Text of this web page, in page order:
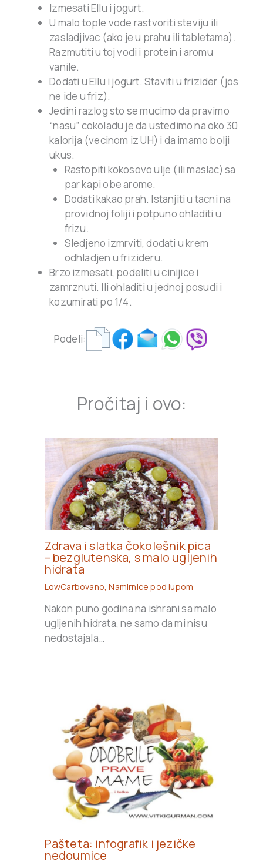
Izmesati Ellu i jogurt.
U malo tople vode rastvoriti steviju ili
zasladjivac (ako je u prahu ili tabletama).
Razmutiti u toj vodi i protein i aromu
vanile.
Dodati u Ellu i jogurt. Staviti u frizider (jos
ne ide u friz).
Jedini razlog sto se mucimo da pravimo
“nasu” cokoladu je da ustedimo na oko 30
kalorija (vecinom iz UH) i da imamo bolji
ukus.
Rastopiti kokosovo ulje (ili maslac) sa
par kapi obe arome.
Dodati kakao prah. Istanjiti u tacni na
providnoj foliji i potpuno ohladiti u
frizu.
Sledjeno izmrviti, dodati u krem
odhladjen u frizideru.
Brzo izmesati, podeliti u cinijice i
zamrznuti. Ili ohladiti u jednoj posudi i
kozumirati po 1/4.
Podeli:
Pročitaj i ovo:
Zdrava i slatka čokolešnik pica
– bezglutenska, s malo ugljenih
hidrata
LowCarbovano ,Namirnice pod lupom
Nakon puno godina na ishrani sa malo
ugljenih hidrata, ne samo da mi nisu
nedostajala…
Pašteta: infografik i jezičke
nedoumice